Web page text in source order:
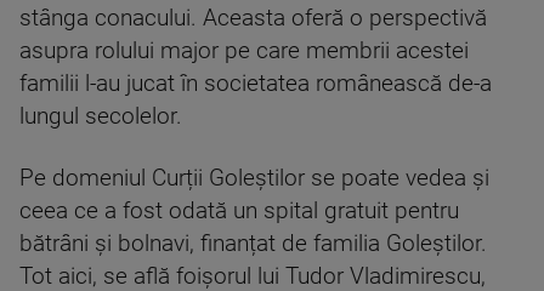
stânga conacului. Aceasta oferă o perspectivă
asupra rolului major pe care membrii acestei
familii l-au jucat în societatea românească de-a
lungul secolelor.
Pe domeniul Curții Goleștilor se poate vedea și
ceea ce a fost odată un spital gratuit pentru
bătrâni și bolnavi, finanțat de familia Goleștilor.
Tot aici, se află foișorul lui Tudor Vladimirescu,